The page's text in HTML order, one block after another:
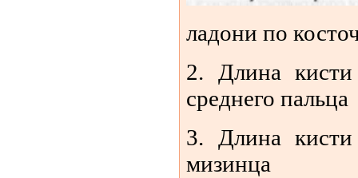
ладони по
2. Длина
среднего пальца
3. Длина
мизинца